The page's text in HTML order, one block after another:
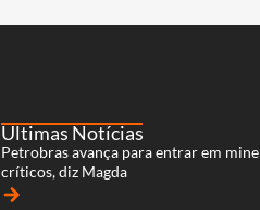
Últimas Notícias
Petrobras avança para entrar em
críticos, diz Magda
arrow_forward